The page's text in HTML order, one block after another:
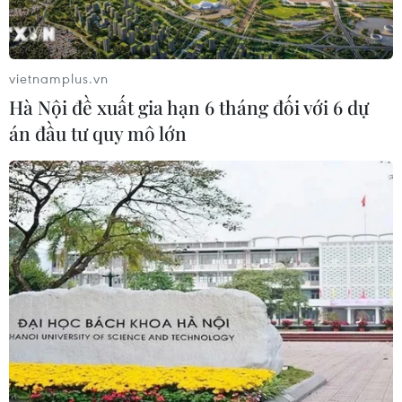
tăng lên hơn 1.000 người
22/07/2026 22:56
Xem thêm
CƠ QUAN CHỦ QUẢN: THÔNG TẤN XÃ VIỆT NAM
Tổng Biên tập: TRẦN TIẾN DUẨN
Phó Tổng Biên tập: NGUYỄN THỊ TÁM, KHÚC THANH
THỦY
Sở hữu trí tuệ
Quy định sử dụng
vietnamplus.vn
Hà Nội đề xuất gia hạn 6 tháng đối với 6 dự
án đầu tư quy mô lớn